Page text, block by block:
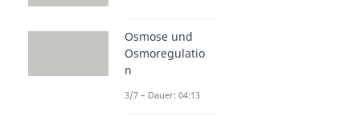
Osmose und
Osmoregulatio
n
3/7 – Dauer: 04:13